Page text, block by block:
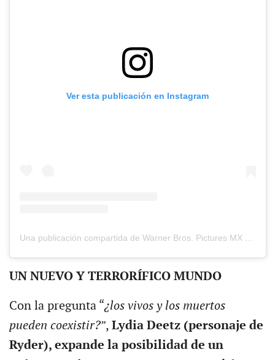
Ver esta publicación en Instagram
UN NUEVO Y TERRORÍFICO MUNDO
Con la pregunta “¿los vivos y los muertos
pueden coexistir?”, Lydia Deetz (personaje de
Ryder), expande la posibilidad de un